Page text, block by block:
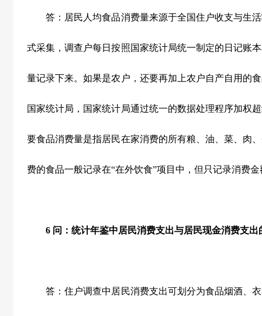
答：居民人均食品消费量来源于全国住户收支与生
式采集，调查户每日按照国家统计局统一制定的日记账
量记录下来。如果是农户，还要再加上农户自产自用的
国家统计局，国家统计局通过统一的数据处理程序加权
要食品消费量是指居民在家消费的所有粮、油、菜、肉
费的食品一般记录在“在外饮食”项目中，但只记录消费
6 问：统计年鉴中居民消费支出与居民现金消费支出
答：住户调查中居民消费支出可划分为食品烟酒、